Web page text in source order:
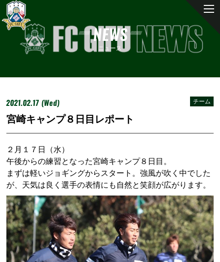
NEWS
ニュース
2021.02.17 (Wed) チーム
宮崎キャンプ８日目レポート
２月１７日（水）
午後からの練習となった宮崎キャンプ８日目。
まずは軽いジョギングからスタート。強風が吹く中でした
が、天気は良く選手の表情にも自然と笑顔が広がります。